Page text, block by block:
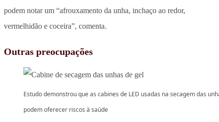
podem notar um “afrouxamento da unha, inchaço ao redor,
vermelhidão e coceira”, comenta.
Outras preocupações
Estudo demonstrou que as cabines de LED usadas na secagem das
podem oferecer riscos à saúde